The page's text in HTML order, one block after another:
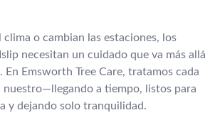
clima o cambian las estaciones, los
necesitan un cuidado que va más allá
En Emsworth Tree Care, tratamos cada
nuestro—llegando a tiempo, listos para
y dejando solo tranquilidad.